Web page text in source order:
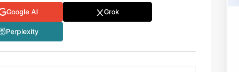
Google AI Grok
Perplexity